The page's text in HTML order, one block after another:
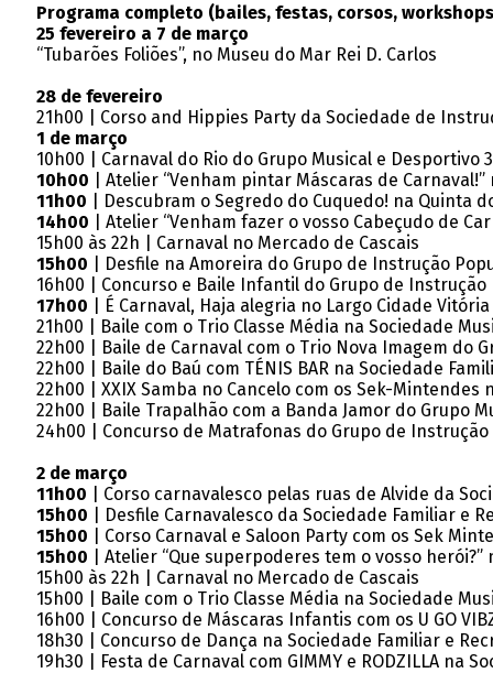
Programa completo (bailes, festas, corsos,
25 fevereiro a 7 de março
“Tubarões Foliões”, no Museu do Mar Rei D. Carlos
28 de fevereiro
21h00 | Corso and Hippies Party da Sociedade de
1 de março
10h00 | Carnaval do Rio do Grupo Musical e Desportivo
10h00 | Atelier “Venham pintar Máscaras de
11h00 | Descubram o Segredo do Cuquedo! na Quinta
14h00 | Atelier “Venham fazer o vosso Cabeçudo de
15h00 às 22h | Carnaval no Mercado de Cascais
15h00 | Desfile na Amoreira do Grupo de Instrução
16h00 | Concurso e Baile Infantil do Grupo de
17h00 | É Carnaval, Haja alegria no Largo Cidade
21h00 | Baile com o Trio Classe Média na Sociedade
22h00 | Baile de Carnaval com o Trio Nova Imagem do
22h00 | Baile do Baú com TÉNIS BAR na Sociedade
22h00 | XXIX Samba no Cancelo com os Sek-
22h00 | Baile Trapalhão com a Banda Jamor do Grupo
24h00 | Concurso de Matrafonas do Grupo de
2 de março
11h00 | Corso carnavalesco pelas ruas de Alvide da
15h00 | Desfile Carnavalesco da Sociedade Familiar e
15h00 | Corso Carnaval e Saloon Party com os Sek
15h00 | Atelier “Que superpoderes tem o vosso herói?”
15h00 às 22h | Carnaval no Mercado de Cascais
15h00 | Baile com o Trio Classe Média na Sociedade
16h00 | Concurso de Máscaras Infantis com os U GO
18h30 | Concurso de Dança na Sociedade Familiar e
19h30 | Festa de Carnaval com GIMMY e RODZILLA na